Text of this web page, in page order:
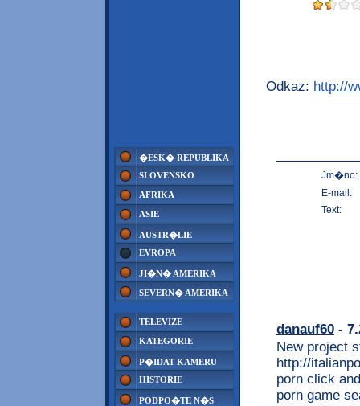
�ESK� REPUBLIKA
SLOVENSKO
AFRIKA
ASIE
AUSTR�LIE
EVROPA
JI�N� AMERIKA
SEVERN� AMERIKA
TELEVIZE
KATEGORIE
P�IDAT KAMERU
HISTORIE
PODPO�TE N�S
Odkaz: http://
Jm�no:
E-mail:
Text:
danauf60 -
New project
http://
porn click
porn game